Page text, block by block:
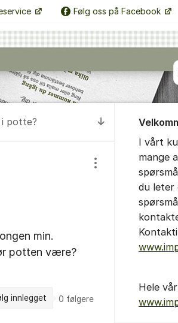
Følg oss på Facebook
Til seneste
i potte?
Vis/skjul
min.
potten være?
innlegget 0 følgere
I vårt
mange
du leter
Hele